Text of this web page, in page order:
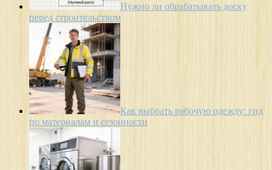
Нужно ли обрабатывать доску
перед строительством
Как выбрать рабочую одежду: гид
по материалам и сезонности